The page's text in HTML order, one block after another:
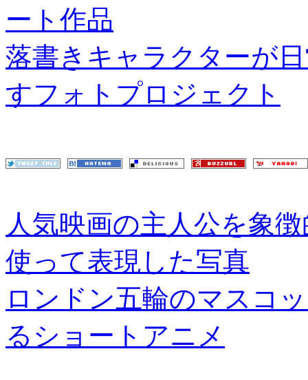
ート作品
落書きキャラクターが
すフォトプロジェクト
人気映画の主人公を象
使って表現した写真
ロンドン五輪のマスコ
るショートアニメ